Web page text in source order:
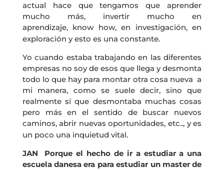
actual hace que tengamos que aprender
mucho más, invertir mucho en
aprendizaje, know how, en investigación, en
exploración y esto es una constante.
Yo cuando estaba trabajando en las diferentes
empresas no soy de esos que llega y desmonta
todo lo que hay para montar otra cosa nueva a
mi manera, como se suele decir, sino que
realmente sí que desmontaba muchas cosas
pero más en el sentido de buscar nuevos
caminos, abrir nuevas oportunidades, etc.., y es
un poco una inquietud vital.
JAN Porque el hecho de ir a estudiar a una
escuela danesa era para estudiar un master de